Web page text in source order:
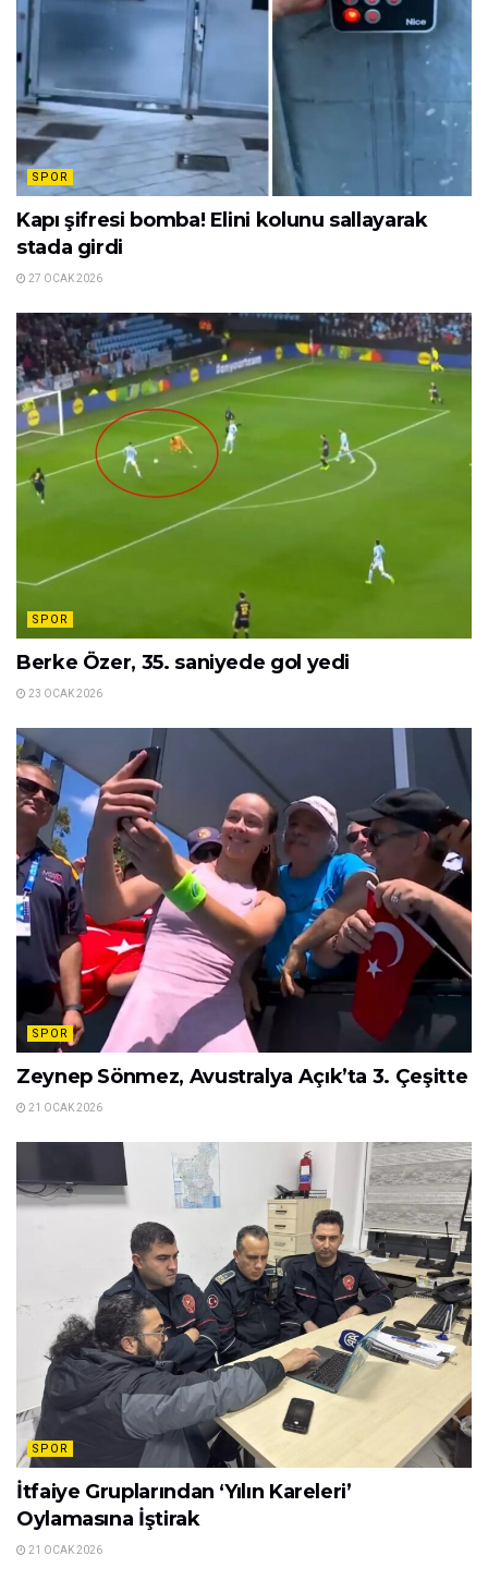
SPOR
Kapı şifresi bomba! Elini kolunu sallayarak
stada girdi
27 OCAK 2026
SPOR
Berke Özer, 35. saniyede gol yedi
23 OCAK 2026
SPOR
Zeynep Sönmez, Avustralya Açık’ta 3. Çeşitte
21 OCAK 2026
SPOR
İtfaiye Gruplarından ‘Yılın Kareleri’
Oylamasına İştirak
21 OCAK 2026